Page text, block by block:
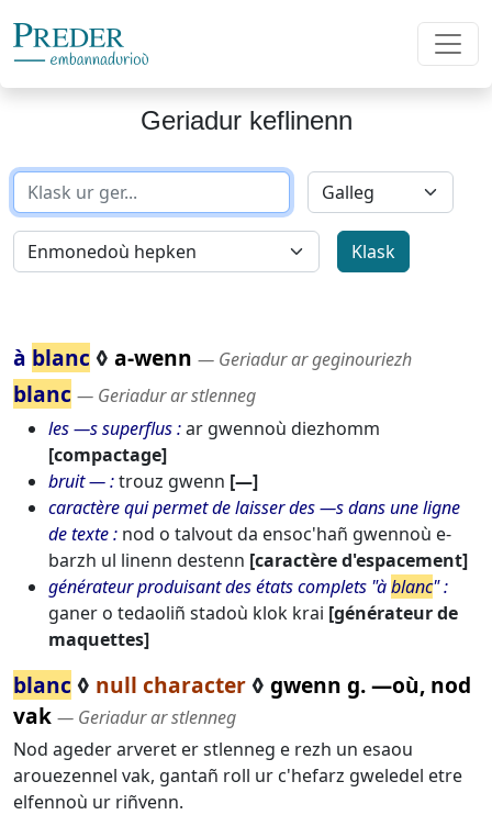
Geriadur keflinenn
à blanc ◊ a-wenn ― Geriadur ar geginouriezh
blanc ― Geriadur ar stlenneg
les ―s superflus ar gwennoù diezhomm
[compactage]
bruit ― trouz gwenn [―]
caractère qui permet de laisser des ―s dans une ligne
de texte nod o talvout da ensoc'hañ gwennoù e-
barzh ul linenn destenn [caractère d'espacement]
générateur produisant des états complets "àblanc"
ganer o tedaoliñ stadoù klok krai [générateur de
maquettes]
blanc ◊ null character ◊ gwenn g. ―où, nod
vak ― Geriadur ar stlenneg
Nod ageder arveret er stlenneg e rezh un esaou
arouezennel vak, gantañ roll ur c'hefarz gweledel etre
elfennoù ur riñvenn.